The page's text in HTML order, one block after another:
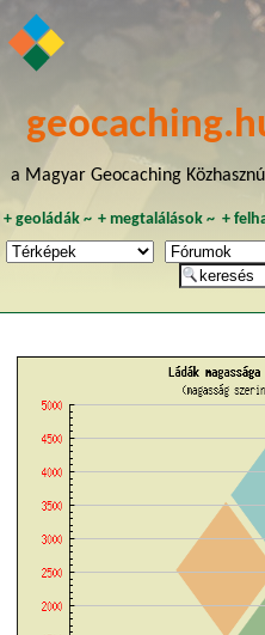
a Magyar Geocaching
+ geoládák~ +megtalálások ~ +